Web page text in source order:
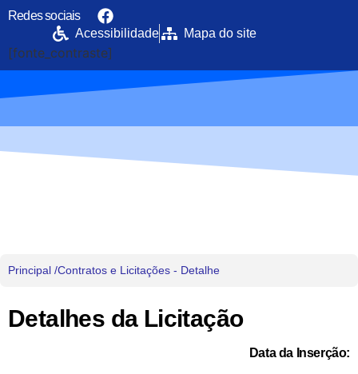
Redes sociais
Acessibilidade
Mapa do site
[fonte_contraste]
Principal /Contratos e Licitações - Detalhe
Detalhes da Licitação
Data da Inserção: